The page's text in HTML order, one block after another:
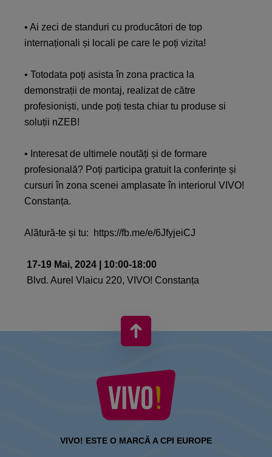
• Ai zeci de standuri cu producători de top
internaționali și locali pe care le poți vizita!
• Totodata poți asista în zona practica la
demonstrații de montaj, realizat de către
profesioniști, unde poți testa chiar tu produse si
soluții nZEB!
• Interesat de ultimele noutăți și de formare
profesională? Poți participa gratuit la conferințe și
cursuri în zona scenei amplasate în interiorul VIVO!
Constanța.
Alătură-te și tu: https://fb.me/e/6JfyjeiCJ
17-19 Mai, 2024 | 10:00-18:00
Blvd. Aurel Vlaicu 220, VIVO! Constanța
VIVO! ESTE O MARCĂ A CPI EUROPE